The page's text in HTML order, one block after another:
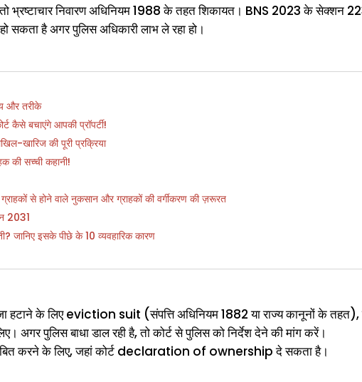
तो भ्रष्टाचार निवारण अधिनियम 1988 के तहत शिकायत। BNS 2023 के सेक्शन
सकता है अगर पुलिस अधिकारी लाभ ले रहा हो।
और तरीके
कैसे बचाएंगे आपकी प्रॉपर्टी!
खारिज की पूरी प्रक्रिया
की सच्ची कहानी!
से होने वाले नुकसान और ग्राहकों की वर्गीकरण की ज़रूरत
2031
जानिए इसके पीछे के 10 व्यवहारिक कारण
हटाने के लिए eviction suit (संपत्ति अधिनियम 1882 या राज्य कानूनों के तहत),
पुलिस बाधा डाल रही है, तो कोर्ट से पुलिस को निर्देश देने की मांग करें।
करने के लिए, जहां कोर्ट declaration of ownership दे सकता है।